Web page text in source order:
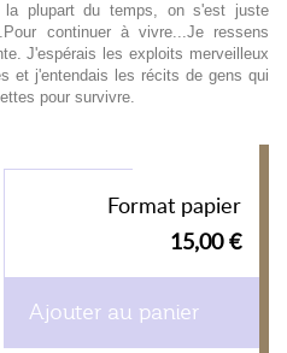
plupart du temps, on s'est juste
continuer à vivre...Je ressens
J'espérais les exploits merveilleux
et j'entendais les récits de gens qui
pour survivre.
Format papier
15,00 €
Ajouter au panier